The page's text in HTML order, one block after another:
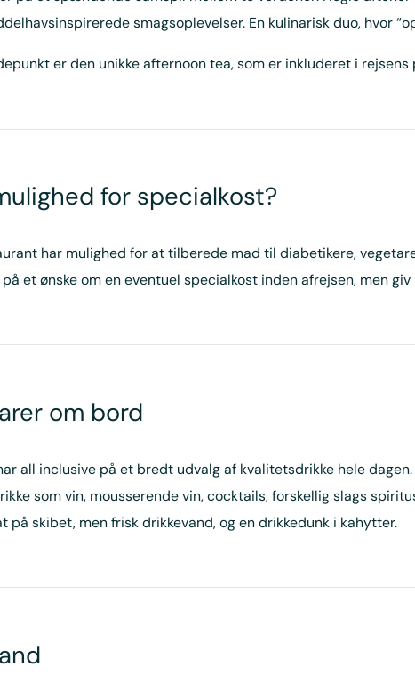
smagsoplevelser. En kulinarisk duo, hvor
er den unikke afternoon tea, som er inkluderet i
for specialkost?
har mulighed for at tilberede mad til diabetikere,
et ønske om en eventuel specialkost inden afrejsen, men
om bord
all inclusive på et bredt udvalg af kvalitetsdrikke hele
som vin, mousserende vin, cocktails, forskellig slags
på skibet, men frisk drikkevand, og en drikkedunk i kahytter.